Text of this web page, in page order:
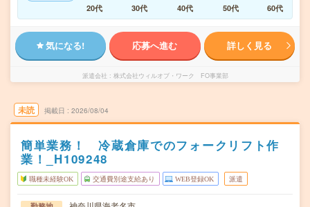
20代
30代 40代 50代 60代
気になる! 応募へ進む 詳しく見る
派遣会社 株式会社ウィルオブ・ワーク FO事業部
未読 掲載日 2026/08/04
簡単業務！ 冷蔵倉庫でのフォークリフト作
業！_H109248
職種未経験OK 交通費別途支給あり WEB登録OK 派遣